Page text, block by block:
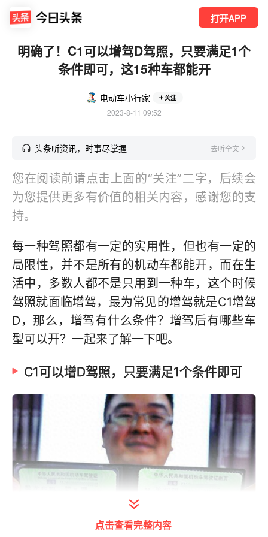
打开APP
明确了！C1可以增驾D驾照，只要满足1个
条件即可，这15种车都能开
电动车小行家 关注
2023-8-11 09:52
头条听资讯，时事尽掌握 去听全文
您在阅读前请点击上面的“关注”二字，后续会
为您提供更多有价值的相关内容，感谢您的支
持。
每一种驾照都有一定的实用性，但也有一定的
局限性，并不是所有的机动车都能开，而在生
活中，多数人都不是只用到一种车，这个时候
驾照就面临增驾，最为常见的增驾就是C1增驾
D，那么，增驾有什么条件？增驾后有哪些车
型可以开？一起来了解一下吧。
C1可以增D驾照，只要满足1个条件即可
点击查看完整内容